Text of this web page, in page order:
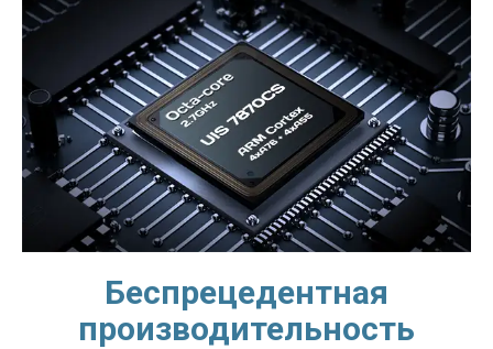
Беспрецедентная
производительность